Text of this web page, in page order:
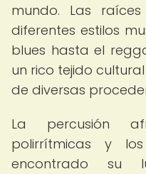
mundo. Las
diferentes estilos
blues hasta el
un rico tejido
de diversas
La percusión
polirrítmicas y
encontrado su